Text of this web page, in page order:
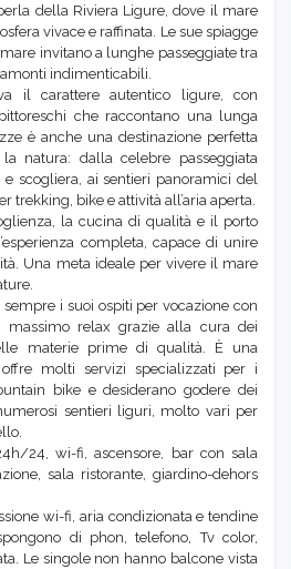
della Riviera Ligure, dove il mare
vivace e raffinata. Le sue spiagge
invitano a lunghe passeggiate tra
indimenticabili.
il carattere autentico ligure, con
che raccontano una lunga
è anche una destinazione perfetta
natura: dalla celebre passeggiata
e scogliera, ai sentieri panoramici del
trekking, bike e attività all’aria aperta.
la cucina di qualità e il porto
completa, capace di unire
Una meta ideale per vivere il mare
i suoi ospiti per vocazione con
relax grazie alla cura dei
materie prime di qualità. È una
molti servizi specializzati per i
bike e desiderano godere dei
sentieri liguri, molto vari per
24, wi-fi, ascensore, bar con sala
sala ristorante, giardino-dehors
wi-fi, aria condizionata e tendine
di phon, telefono, Tv color,
Le singole non hanno balcone vista